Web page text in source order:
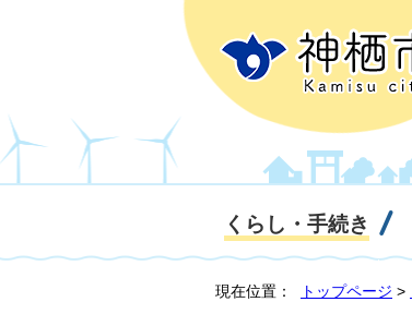
くらし・手続き
現在位置： トップページ >